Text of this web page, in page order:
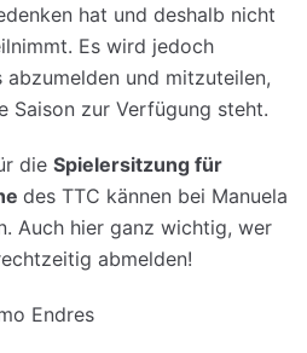
hat und deshalb nicht
Es wird jedoch
und mitzuteilen,
Saison zur Verfügung steht.
die Spielersitzung für
des TTC kännen bei Manuela
Auch hier ganz wichtig, wer
abmelden!
Endres